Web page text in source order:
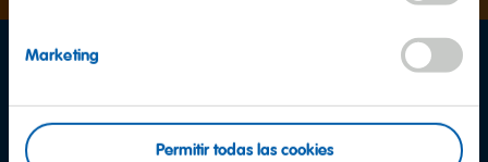
Marketing
Permitir todas las cookies